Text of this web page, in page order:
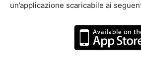
un’applicazione scaricabile ai